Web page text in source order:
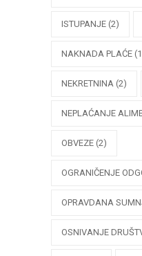
ISTUPANJE (2)
NAKNADA PLAĆE
NEKRETNINA (2)
NEPLAĆANJE
OBVEZE (2)
OGRANIČENJE
OPRAVDANA
OSNIVANJE